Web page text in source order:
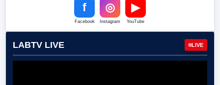
f
Facebook
◎
Instagram
▶
YouTube
LABTV LIVE LIVE